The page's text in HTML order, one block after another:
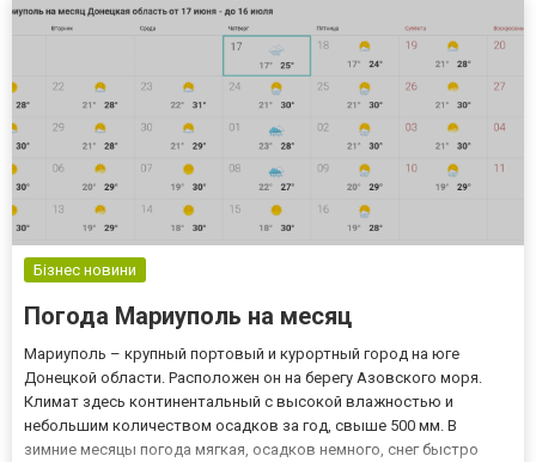
Беспокой...
Бізнес новини
Погода Мариуполь на месяц
Мариуполь – крупный портовый и курортный город на юге
Донецкой области. Расположен он на берегу Азовского моря.
Климат здесь континентальный с высокой влажностью и
небольшим количеством осадков за год, свыше 500 мм. В
зимние месяцы погода мягкая, осадков немного, снег быстро